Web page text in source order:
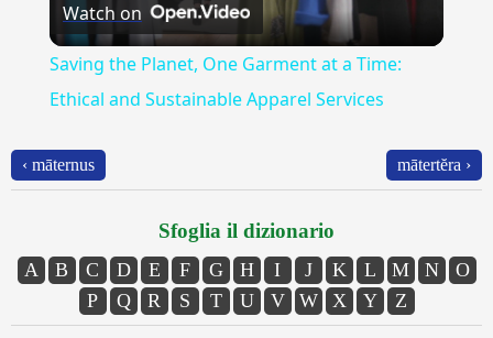
Video
Watch on
Saving the Planet, One Garment at a Time:
Ethical and Sustainable Apparel Services
‹ māternus mātertĕra ›
Sfoglia il dizionario
A B C D E F G H I J K L M N
O
P
Q R S T U V W X Y Z